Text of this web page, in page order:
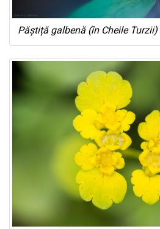
Păștiță galbenă (în Cheile Turzii)